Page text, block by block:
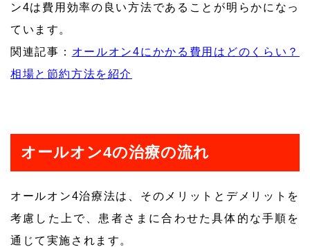
ン4は費用効率の良い方法であることが明らかになっ
ています。
関連記事： オールオン4にかかる費用はどのくらい？
相場と節約方法を紹介
オールオン4の治療の流れ
オールオン4治療法は、そのメリットとデメリットを
考慮した上で、患者さまに合わせた具体的な手順を
通じて実施されます。